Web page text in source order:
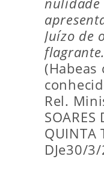
Juízo de
(Habeas
Rel.
SOARES
QUINTA
DJe30/